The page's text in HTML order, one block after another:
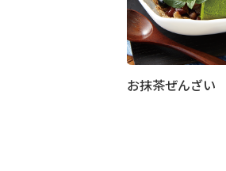
お抹茶ぜんざい